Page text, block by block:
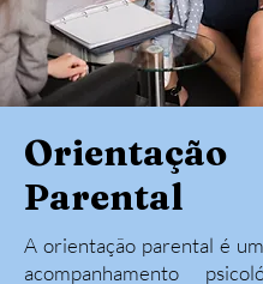
Orientação
Parental
A orientação parental é
acompanhamento